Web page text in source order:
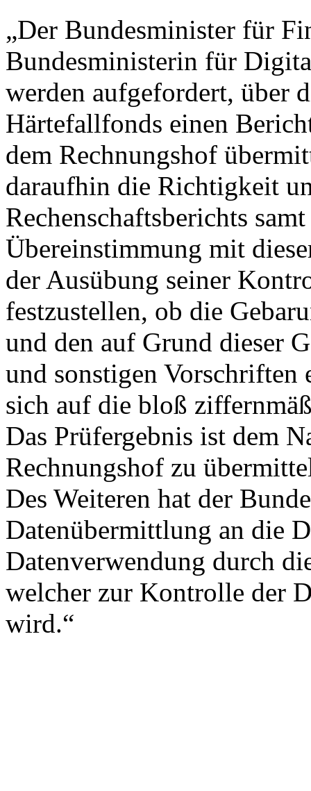
„Der Bundesminister für
Bundesministerin für
werden aufgefordert, über
Härtefallfonds einen
dem Rechnungshof
daraufhin die Richtigkeit
Rechenschaftsberichts
Übereinstimmung mit
der Ausübung seiner
festzustellen, ob die
und den auf Grund dieser
und sonstigen
sich auf die bloß
Das Prüfergebnis ist dem
Rechnungshof zu
Des Weiteren hat der
Datenübermittlung an die
Datenverwendung durch
welcher zur Kontrolle der
wird.“